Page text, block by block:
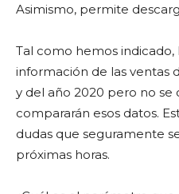
Asimismo, permite
Tal como hemos indicado,
información de las ventas
y del año 2020 pero no se
compararán esos datos.
dudas que seguramente
próximas horas.